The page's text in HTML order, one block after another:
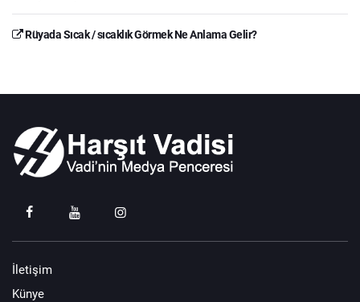
Rüyada Sıcak / sıcaklık Görmek Ne Anlama Gelir?
İletişim
Künye